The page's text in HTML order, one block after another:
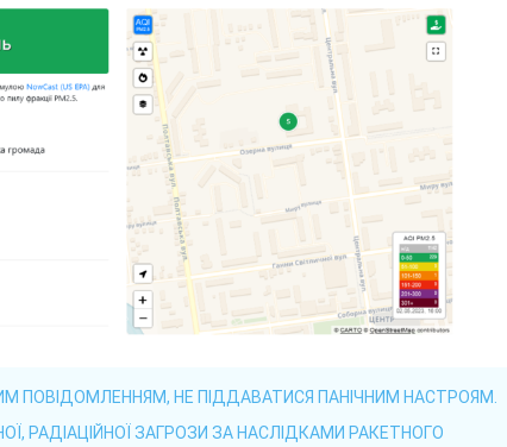
ПОВІДОМЛЕННЯМ, НЕ ПІДДАВАТИСЯ ПАНІЧНИМ НАСТРОЯМ.
РАДІАЦІЙНОЇ ЗАГРОЗИ ЗА НАСЛІДКАМИ РАКЕТНОГО